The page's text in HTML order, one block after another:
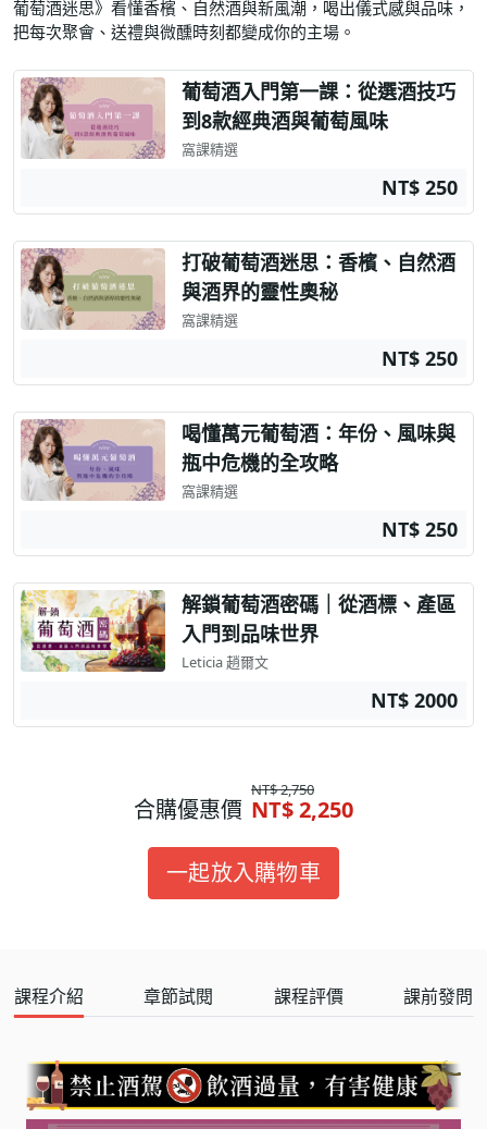
葡萄酒迷思》看懂香檳、自然酒與新風潮，喝出儀式感與品味，
把每次聚會、送禮與微醺時刻都變成你的主場。
葡萄酒入門第一課：從選酒技巧
到8款經典酒與葡萄風味
窩課精選
NT$ 250
打破葡萄酒迷思：香檳、自然酒
與酒界的靈性奧秘
窩課精選
NT$ 250
喝懂萬元葡萄酒：年份、風味與
瓶中危機的全攻略
窩課精選
NT$ 250
解鎖葡萄酒密碼｜從酒標、產區
入門到品味世界
Leticia 趙爾文
NT$ 2000
合購優惠價
NT$ 2,750
NT$ 2,250
一起放入購物車
課程介紹 章節試閱 課程評價 課前發問